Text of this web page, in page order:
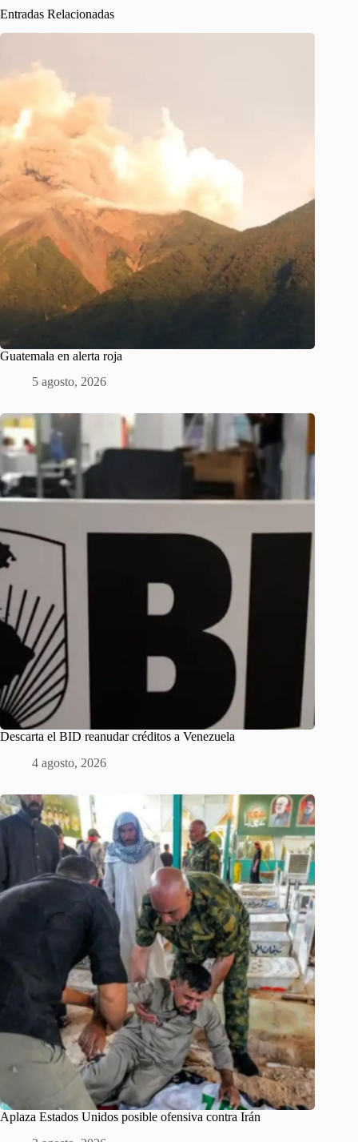
Entradas Relacionadas
Guatemala en alerta roja
5 agosto, 2026
Descarta el BID reanudar créditos a Venezuela
4 agosto, 2026
Aplaza Estados Unidos posible ofensiva contra Irán